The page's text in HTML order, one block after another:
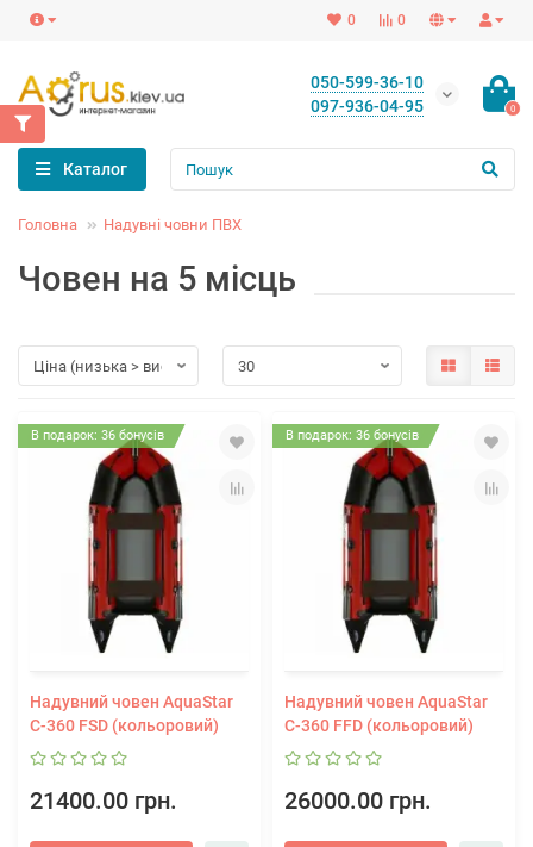
0
0
050-599-36-10
097-936-04-95
0
Каталог
Головна Надувні човни ПВХ
Човен на 5 місць
В подарок: 36 бонусів
Надувний човен AquaStar
С-360 FSD (кольоровий)
21400.00 грн.
В подарок: 36 бонусів
Надувний човен AquaStar
С-360 FFD (кольоровий)
26000.00 грн.